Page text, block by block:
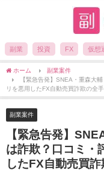
副業 投資 FX 仮想
ホーム
副業案件
【緊急告発】SNEA・重森大
リを悪用したFX自動売買詐欺の全
副業案件
【緊急告発】
は詐欺？口コミ・
したFX自動売買